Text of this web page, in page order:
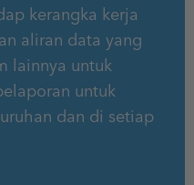
kerangka kerja
aliran data yang
lainnya untuk
untuk
dan di setiap